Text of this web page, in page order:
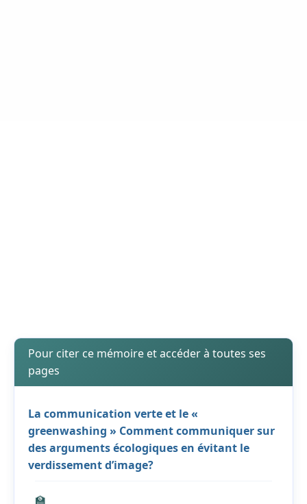
Pour citer ce mémoire et accéder à toutes ses
pages
La communication verte et le «
greenwashing » Comment communiquer sur
des arguments écologiques en évitant le
verdissement d’image?
🏫